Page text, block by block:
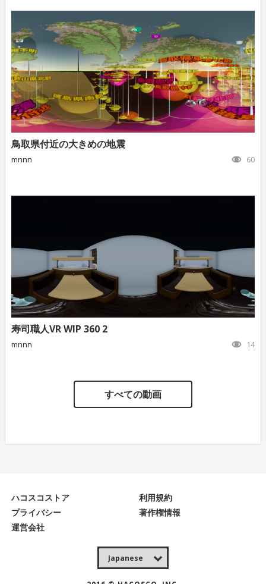
鳥取県付近の大きめの地震
mnnn 60
寿司職人VR WIP 360 2
mnnn 14
すべての動画
ハコスコストア
利用規約
プライバシー
著作権情報
運営会社